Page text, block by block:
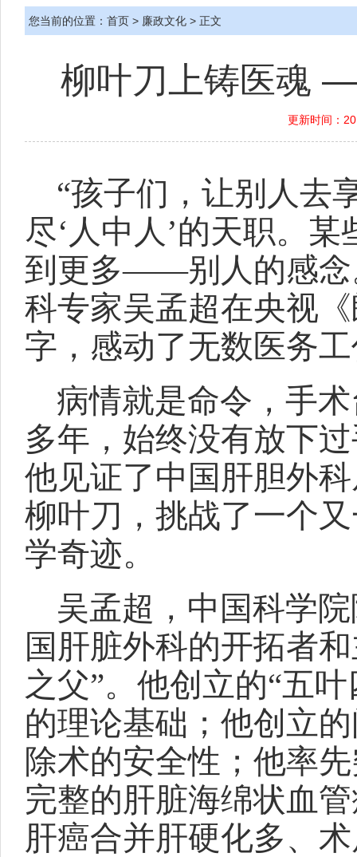
您当前的位置： 首页 > 廉政文化 > 正文
柳叶刀上铸医魂
更新时间：
“孩子们，让别人去
尽‘人中人’的天职。
到更多——别人的感念
科专家吴孟超在央视
字，感动了无数医务
病情就是命令，手
多年，始终没有放下
他见证了中国肝胆外
柳叶刀，挑战了一个
学奇迹。
吴孟超，中国科学
国肝脏外科的开拓者
之父”。他创立的“五
的理论基础；他创立
除术的安全性；他率
完整的肝脏海绵状血
肝癌合并肝硬化多、